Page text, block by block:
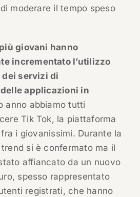
moderare il tempo speso
giovani hanno
incrementato l’utilizzo
dei servizi di
applicazioni in
anno abbiamo tutti
Tik Tok, la piattaforma
i giovanissimi. Durante la
si è confermato ma il
affiancato da un nuovo
spesso rappresentato
registrati, che hanno